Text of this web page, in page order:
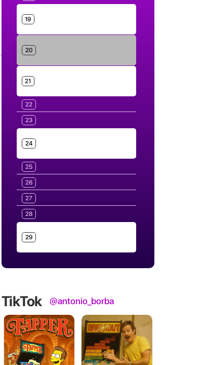
19
20
21
22
23
24
25
26
27
28
29
TikTok @antonio_borba